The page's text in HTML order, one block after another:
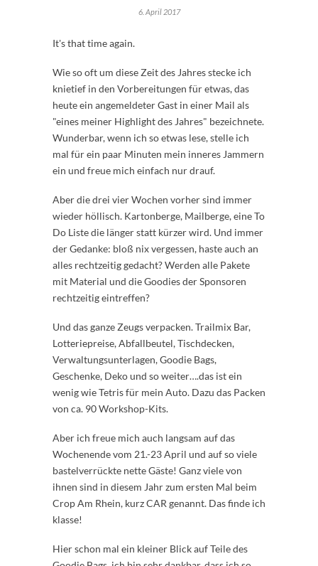
6. April 2017
It's that time again.
Wie so oft um diese Zeit des Jahres stecke ich
knietief in den Vorbereitungen für etwas, das
heute ein angemeldeter Gast in einer Mail als
"eines meiner Highlight des Jahres" bezeichnete.
Wunderbar, wenn ich so etwas lese, stelle ich
mal für ein paar Minuten mein inneres Jammern
ein und freue mich einfach nur drauf.
Aber die drei vier Wochen vorher sind immer
wieder höllisch. Kartonberge, Mailberge, eine To
Do Liste die länger statt kürzer wird. Und immer
der Gedanke: bloß nix vergessen, haste auch an
alles rechtzeitig gedacht? Werden alle Pakete
mit Material und die Goodies der Sponsoren
rechtzeitig eintreffen?
Und das ganze Zeugs verpacken. Trailmix Bar,
Lotteriepreise, Abfallbeutel, Tischdecken,
Verwaltungsunterlagen, Goodie Bags,
Geschenke, Deko und so weiter….das ist ein
wenig wie Tetris für mein Auto. Dazu das Packen
von ca. 90 Workshop-Kits.
Aber ich freue mich auch langsam auf das
Wochenende vom 21.-23 April und auf so viele
bastelverrückte nette Gäste! Ganz viele von
ihnen sind in diesem Jahr zum ersten Mal beim
Crop Am Rhein, kurz CAR genannt. Das finde ich
klasse!
Hier schon mal ein kleiner Blick auf Teile des